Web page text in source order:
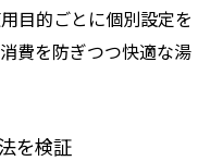
目的ごとに個別設定を
費を防ぎつつ快適な湯
を検証